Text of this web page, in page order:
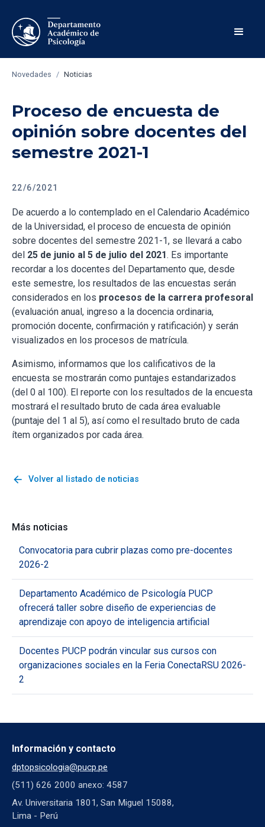
Novedades / Noticias
Proceso de encuesta de
opinión sobre docentes del
semestre 2021-1
22/6/2021
De acuerdo a lo contemplado en el Calendario Académico
de la Universidad, el proceso de encuesta de opinión
sobre docentes del semestre 2021-1, se llevará a cabo
del 25 de junio al 5 de julio del 2021. Es importante
recordar a los docentes del Departamento que, desde
este semestre, los resultados de las encuestas serán
considerados en los procesos de la carrera profesoral
(evaluación anual, ingreso a la docencia ordinaria,
promoción docente, confirmación y ratificación) y serán
visualizados en los procesos de matrícula.
Asimismo, informamos que los calificativos de la
encuesta se mostrarán como puntajes estandarizados
(del 0 al 100). El reporte con los resultados de la encuesta
mostrará el resultado bruto de cada área evaluable
(puntaje del 1 al 5), así como el resultado bruto de cada
ítem organizados por cada área.
arrow_back Volver al listado de noticias
Más noticias
Convocatoria para cubrir plazas como pre-docentes
2026-2
Departamento Académico de Psicología PUCP
ofrecerá taller sobre diseño de experiencias de
aprendizaje con apoyo de inteligencia artificial
Docentes PUCP podrán vincular sus cursos con
organizaciones sociales en la Feria ConectaRSU 2026-
2
Información y contacto
dptopsicologia@pucp.pe
(511) 626 2000 anexo: 4587
Av. Universitaria 1801, San Miguel 15088,
Lima - Perú